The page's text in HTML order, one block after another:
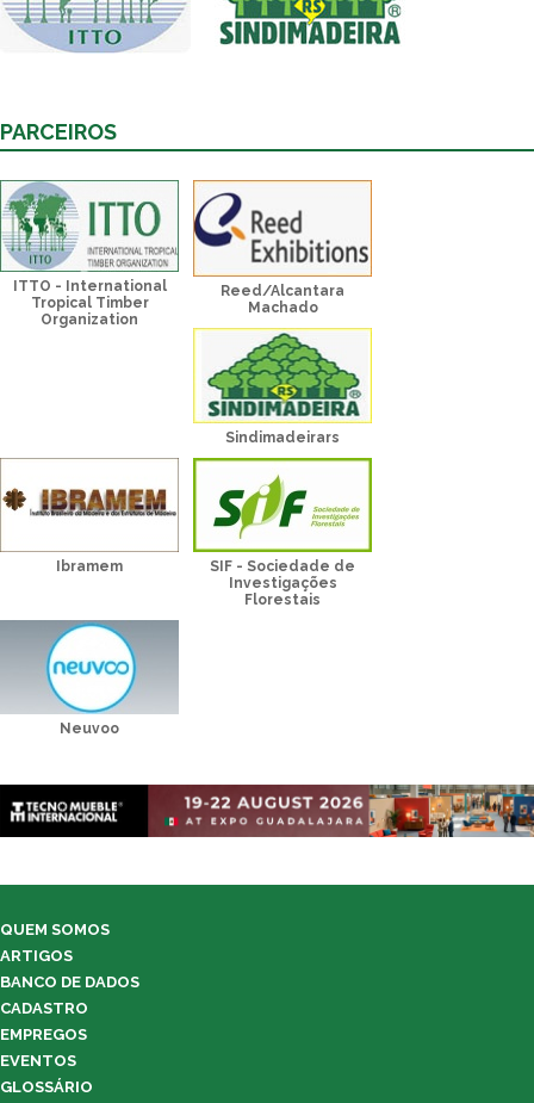
PARCEIROS
ITTO - International
Tropical Timber
Organization
Reed/Alcantara
Machado
Sindimadeirars
Ibramem
SIF - Sociedade de
Investigações
Florestais
Neuvoo
QUEM SOMOS
ARTIGOS
BANCO DE DADOS
CADASTRO
EMPREGOS
EVENTOS
GLOSSÁRIO